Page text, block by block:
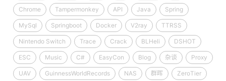
Chrome Tampermonkey API Java Spring
MySql Springboot Docker V2ray TTRSS
Nintendo Switch Trace Crack BLHeli DSHOT
ESC Music C# EasyCon Blog 杂谈 Proxy
UAV GuinnessWorldRecords NAS 群晖 ZeroTier